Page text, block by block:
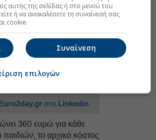
του Euro2day.gr
στο Linkedin
360 ευρώ για κάθε
το αρχικό κόστος
αυτής της σελίδας ή στο μενού του
ή να ανακαλέσετε τη συναίνεσή σας
cookie.
Συναίνεση
επιλογών